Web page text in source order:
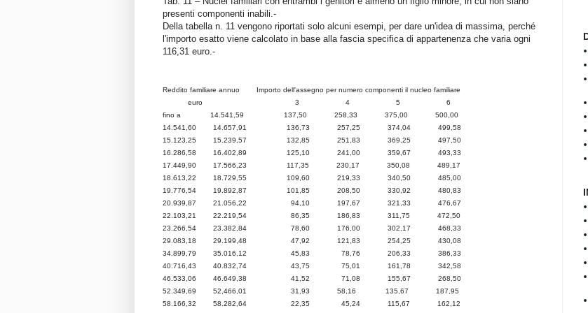
presenti componenti inabili.-
Della tabella n. 11 vengono riportati solo alcuni esempi, per dare un'idea di massima, perché
l'importo esatto viene calcolato in base alla fascia specifica di appartenenza che varia ogni
116,31 euro.-
Reddito familiare annuo Importo dell'assegno per numero componenti il nucleo familiare
euro 3 4 5 6
fino a 14.541,59 137,50 258,33 375,00 500,00
14.541,60 14.657,91 136,73 257,25 374,04 499,58
15.123,25 15.239,57 132,85 251,83 369,25 497,50
16.286,58 16.402,89 125,10 241,00 359,67 493,33
17.449,90 17.566,23 117,35 230,17 350,08 489,17
18.613,22 18.729,55 109,60 219,33 340,50 485,00
19.776,54 19.892,87 101,85 208,50 330,92 480,83
20.939,87 21.056,22 94,10 197,67 321,33 476,67
22.103,21 22.219,54 86,35 186,83 311,75 472,50
23.266,54 23.382,84 78,60 176,00 302,17 468,33
29.083,18 29.199,48 47,92 121,83 254,25 430,08
34.899,79 35.016,12 45,83 78,76 206,33 386,33
40.716,43 40.832,74 43,75 75,01 161,78 342,58
46.533,06 46.649,38 41,52 71,08 155,67 268,50
52.349,69 52,466,01 31,93 58,16 135,67 187,95
58.166,32 58.282,64 22,35 45,24 115,67 162,12